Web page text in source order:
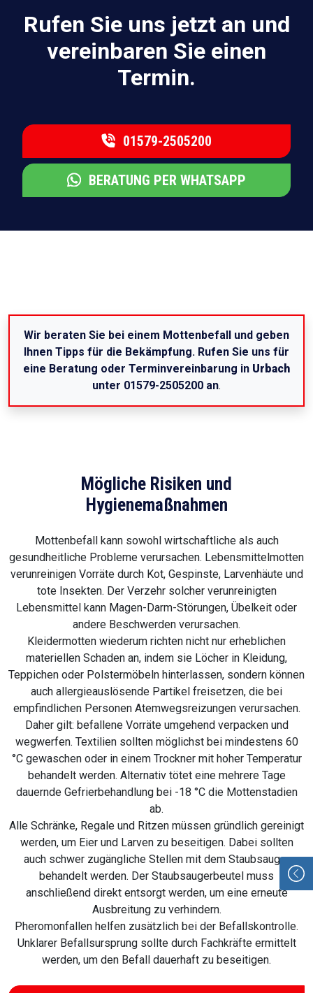
Rufen Sie uns jetzt an und
vereinbaren Sie einen
Termin.
01579-2505200
BERATUNG PER WHATSAPP
Wir beraten Sie bei einem Mottenbefall und geben
Ihnen Tipps für die Bekämpfung. Rufen Sie uns für
eine Beratung oder Terminvereinbarung in Urbach
unter 01579-2505200 an.
Mögliche Risiken und
Hygienemaßnahmen
Mottenbefall kann sowohl wirtschaftliche als auch
gesundheitliche Probleme verursachen. Lebensmittelmotten
verunreinigen Vorräte durch Kot, Gespinste, Larvenhäute und
tote Insekten. Der Verzehr solcher verunreinigten
Lebensmittel kann Magen-Darm-Störungen, Übelkeit oder
andere Beschwerden verursachen.
Kleidermotten wiederum richten nicht nur erheblichen
materiellen Schaden an, indem sie Löcher in Kleidung,
Teppichen oder Polstermöbeln hinterlassen, sondern können
auch allergieauslösende Partikel freisetzen, die bei
empfindlichen Personen Atemwegsreizungen verursachen.
Daher gilt: befallene Vorräte umgehend verpacken und
wegwerfen. Textilien sollten möglichst bei mindestens 60
°C gewaschen oder in einem Trockner mit hoher Temperatur
behandelt werden. Alternativ tötet eine mehrere Tage
dauernde Gefrierbehandlung bei -18 °C die Mottenstadien
ab.
Alle Schränke, Regale und Ritzen müssen gründlich gereinigt
werden, um Eier und Larven zu beseitigen. Dabei sollten
auch schwer zugängliche Stellen mit dem Staubsauger
behandelt werden. Der Staubsaugerbeutel muss
anschließend direkt entsorgt werden, um eine erneute
Ausbreitung zu verhindern.
Pheromonfallen helfen zusätzlich bei der Befallskontrolle.
Unklarer Befallsursprung sollte durch Fachkräfte ermittelt
werden, um den Befall dauerhaft zu beseitigen.